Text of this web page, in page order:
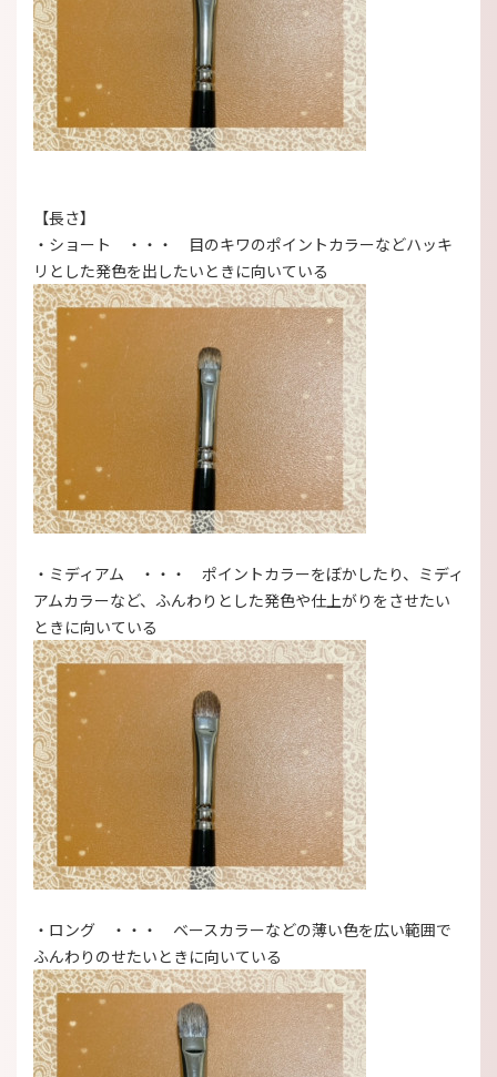
【長さ】
・ショート ・・・ 目のキワのポイントカラーなどハッキ
リとした発色を出したいときに向いている
・ミディアム ・・・ ポイントカラーをぼかしたり、ミディ
アムカラーなど、ふんわりとした発色や仕上がりをさせたい
ときに向いている
・ロング ・・・ ベースカラーなどの薄い色を広い範囲で
ふんわりのせたいときに向いている